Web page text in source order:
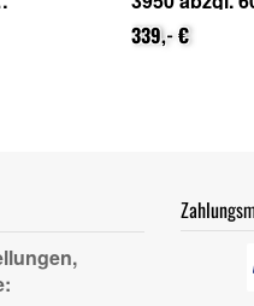
Cashback
nach
339,- €